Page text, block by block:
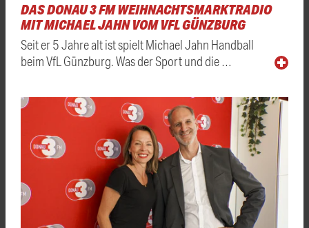
DAS DONAU 3 FM WEIHNACHTSMARKTRADIO
MIT MICHAEL JAHN VOM VFL GÜNZBURG
Seit er 5 Jahre alt ist spielt Michael Jahn Handball
beim VfL Günzburg. Was der Sport und die …